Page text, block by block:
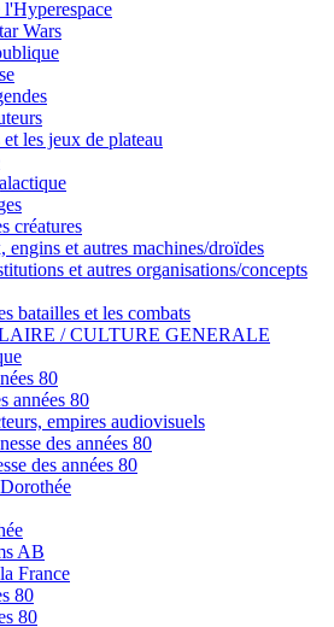
Wars
les jeux de plateau
créatures
engins et autres machines/droïdes
et autres organisations/concepts
batailles et les combats
/ CULTURE GENERALE
80
années 80
empires audiovisuels
des années 80
des années 80
AB
France
80
80